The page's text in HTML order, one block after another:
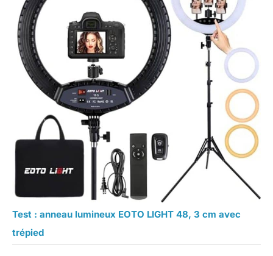
Test : anneau lumineux EOTO LIGHT 48, 3 cm avec
trépied